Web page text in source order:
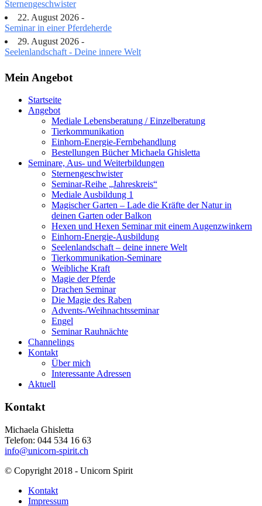
Sternengeschwister
22. August 2026 -
Seminar in einer Pferdeherde
29. August 2026 -
Seelenlandschaft - Deine innere Welt
Mein Angebot
Startseite
Angebot
Mediale Lebensberatung / Einzelberatung
Tierkommunikation
Einhorn-Energie-Fernbehandlung
Bestellungen Bücher Michaela Ghisletta
Seminare, Aus- und Weiterbildungen
Sternengeschwister
Seminar-Reihe „Jahreskreis“
Mediale Ausbildung 1
Magischer Garten – Lade die Kräfte der Natur in
deinen Garten oder Balkon
Hexen und Hexen Seminar mit einem Augenzwinkern
Einhorn-Energie-Ausbildung
Seelenlandschaft – deine innere Welt
Tierkommunikation-Seminare
Weibliche Kraft
Magie der Pferde
Drachen Seminar
Die Magie des Raben
Advents-/Weihnachtsseminar
Engel
Seminar Rauhnächte
Channelings
Kontakt
Über mich
Interessante Adressen
Aktuell
Kontakt
Michaela Ghisletta
Telefon: 044 534 16 63
info@unicorn-spirit.ch
© Copyright 2018 - Unicorn Spirit
Kontakt
Impressum